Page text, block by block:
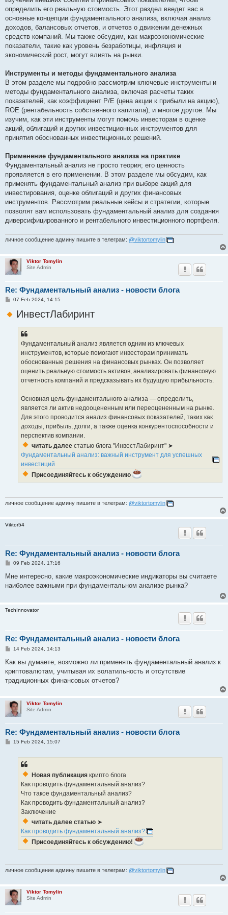
определить его реальную стоимость. Этот раздел введет вас в
основные концепции фундаментального анализа, включая анализ
доходов, балансовых отчетов, и отчетов о движении денежных
средств компаний. Мы также обсудим, как макроэкономические
показатели, такие как уровень безработицы, инфляция и
экономический рост, могут влиять на рынки.
Инструменты и методы фундаментального анализа
В этом разделе мы подробно рассмотрим ключевые инструменты и
методы фундаментального анализа, включая расчеты таких
показателей, как коэффициент P/E (цена акции к прибыли на акцию),
ROE (рентабельность собственного капитала), и многое другое. Мы
изучим, как эти инструменты могут помочь инвесторам в оценке
акций, облигаций и других инвестиционных инструментов для
принятия обоснованных инвестиционных решений.
Применение фундаментального анализа на практике
Фундаментальный анализ не просто теория; его ценность
проявляется в его применении. В этом разделе мы обсудим, как
применять фундаментальный анализ при выборе акций для
инвестирования, оценке облигаций и других финансовых
инструментов. Рассмотрим реальные кейсы и стратегии, которые
позволят вам использовать фундаментальный анализ для создания
диверсифицированного и рентабельного инвестиционного портфеля.
личное сообщение админу пишите в телеграм: @viktortomylin
Viktor Tomylin
Site Admin
Re: Фундаментальный анализ - новости блога
P
s
t
07 Feb 2024, 14:15
ИнвестЛабиринт
Фундаментальный анализ является одним из ключевых
инструментов, которые помогают инвесторам принимать
обоснованные решения на финансовых рынках. Он позволяет
оценить реальную стоимость активов, анализировать финансовую
отчетность компаний и предсказывать их будущую прибыльность.
Основная цель фундаментального анализа — определить,
является ли актив недооцененным или переоцененным на рынке.
Для этого проводится анализ финансовых показателей, таких как
доходы, прибыль, долги, а также оценка конкурентоспособности и
перспектив компании.
читать далее статью блога "ИнвестЛабиринт" ➤
Фундаментальный анализ: важный инструмент для успешных
инвестиций
Присоединяйтесь к обсуждению
личное сообщение админу пишите в телеграм: @viktortomylin
Viktor54
Re: Фундаментальный анализ - новости блога
P
s
09 Feb 2024, 17:16
Мне интересно, какие макроэкономические индикаторы вы считаете
наиболее важными при фундаментальном анализе рынка?
TechInnovator
Re: Фундаментальный анализ - новости блога
P
s
14 Feb 2024, 14:13
Как вы думаете, возможно ли применять фундаментальный анализ к
криптовалютам, учитывая их волатильность и отсутствие
традиционных финансовых отчетов?
Viktor Tomylin
Site Admin
Re: Фундаментальный анализ - новости блога
P15 Feb 2024, 15:07
Новая публикация крипто блога
Как проводить фундаментальный анализ?
Что такое фундаментальный анализ?
Как проводить фундаментальный анализ?
Заключение
читать далее статью ➤
Как проводить фундаментальный анализ?
Присоединяйтесь к обсуждению!
личное сообщение админу пишите в телеграм: @viktortomylin
Viktor Tomylin
Site Admin